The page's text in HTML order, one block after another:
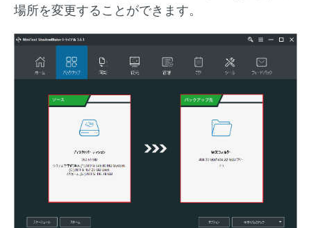
場所を変更することができます。